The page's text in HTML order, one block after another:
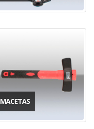
MACETAS